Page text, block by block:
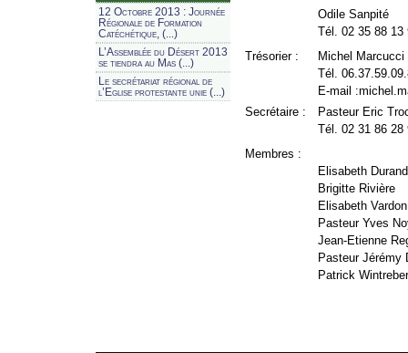
12 Octobre 2013 : Journée
Régionale de Formation
Catéchétique, (...)
L’Assemblée du Désert 2013
se tiendra au Mas (...)
Le secrétariat régional de
l’Eglise protestante unie (...)
Odile Sanpité
Tél. 02 35 88 13
Trésorier :
Michel Marcucci
Tél.
E-mail
Secrétaire :
Pasteur Eric
Tél. 02 31 86 28
Membres :
Elisabeth Durand
Brigitte Rivière
Elisabeth Vardon
Pasteur Yves
Jean-Etienne
Pasteur Jérémy
Patrick